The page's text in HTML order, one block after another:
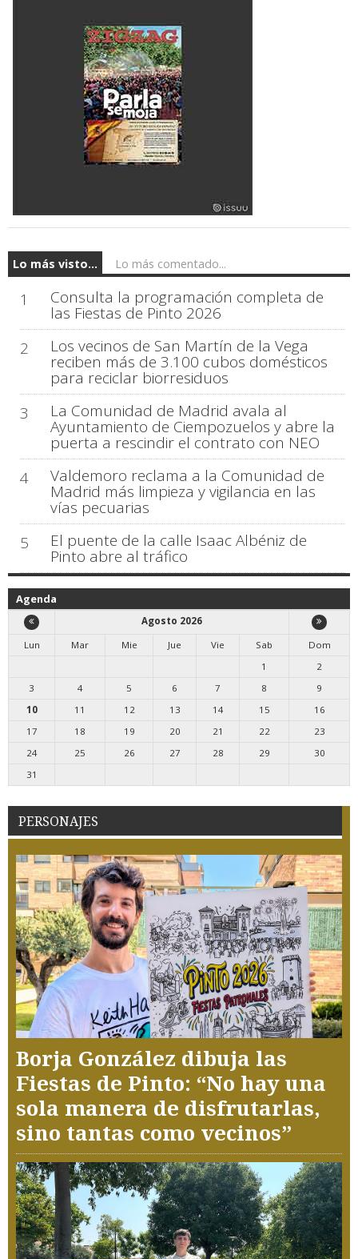
Lo más visto... Lo más comentado...
1 Consulta la programación completa de
las Fiestas de Pinto 2026
2
Los vecinos de San Martín de la Vega
reciben más de 3.100 cubos domésticos
para reciclar biorresiduos
3
La Comunidad de Madrid avala al
Ayuntamiento de Ciempozuelos y abre la
puerta a rescindir el contrato con NEO
4
Valdemoro reclama a la Comunidad de
Madrid más limpieza y vigilancia en las
vías pecuarias
5
El puente de la calle Isaac Albéniz de
Pinto abre al tráfico
Agenda
Agosto 2026
Lun
Mar Mie Jue Vie Sab
Dom
1
2
3
4 5 6 7 8
9
10
11 12 13 14 15
16
17
18 19 20 21 22
23
24
25 26 27 28 29
30
31
PERSONAJES
Borja González dibuja las
Fiestas de Pinto: “No hay una
sola manera de disfrutarlas,
sino tantas como vecinos”